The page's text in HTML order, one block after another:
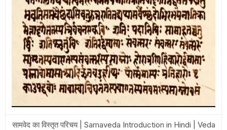
सामवेद का विस्तृत परिचय | Samaveda Introduction in Hindi | Veda